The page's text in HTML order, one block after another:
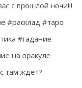
с прошлой ночи!!!
#расклад #таро
#гадание
на оракуле
там ждет?